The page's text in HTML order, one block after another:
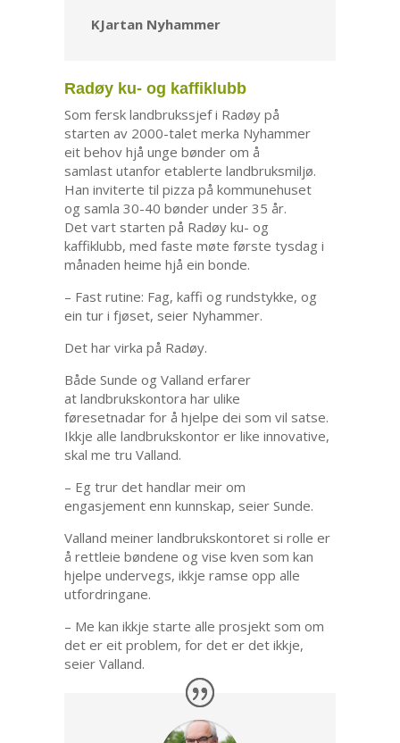
KJartan Nyhammer
Radøy ku- og kaffiklubb
Som fersk landbrukssjef i Radøy på
starten av 2000-talet merka Nyhammer
eit behov hjå unge bønder om å
samlast utanfor etablerte landbruksmiljø.
Han inviterte til pizza på kommunehuset
og samla 30-40 bønder under 35 år.
Det vart starten på Radøy ku- og
kaffiklubb, med faste møte første tysdag i
månaden heime hjå ein bonde.
– Fast rutine: Fag, kaffi og rundstykke, og
ein tur i fjøset, seier Nyhammer.
Det har virka på Radøy.
Både Sunde og Valland erfarer
at landbrukskontora har ulike
føresetnadar for å hjelpe dei som vil satse.
Ikkje alle landbrukskontor er like innovative,
skal me tru Valland.
– Eg trur det handlar meir om
engasjement enn kunnskap, seier Sunde.
Valland meiner landbrukskontoret si rolle er
å rettleie bøndene og vise kven som kan
hjelpe undervegs, ikkje ramse opp alle
utfordringane.
– Me kan ikkje starte alle prosjekt som om
det er eit problem, for det er det ikkje,
seier Valland.